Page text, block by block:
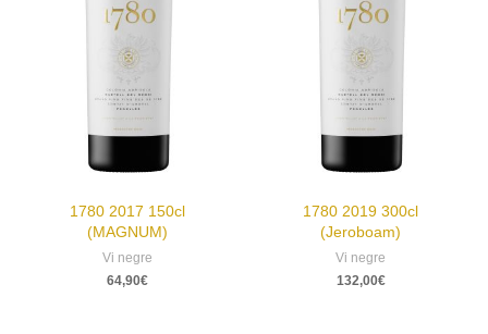
1780 2017 150cl
(MAGNUM)
Vi negre
64,90€
1780 2019 300cl
(Jeroboam)
Vi negre
132,00€